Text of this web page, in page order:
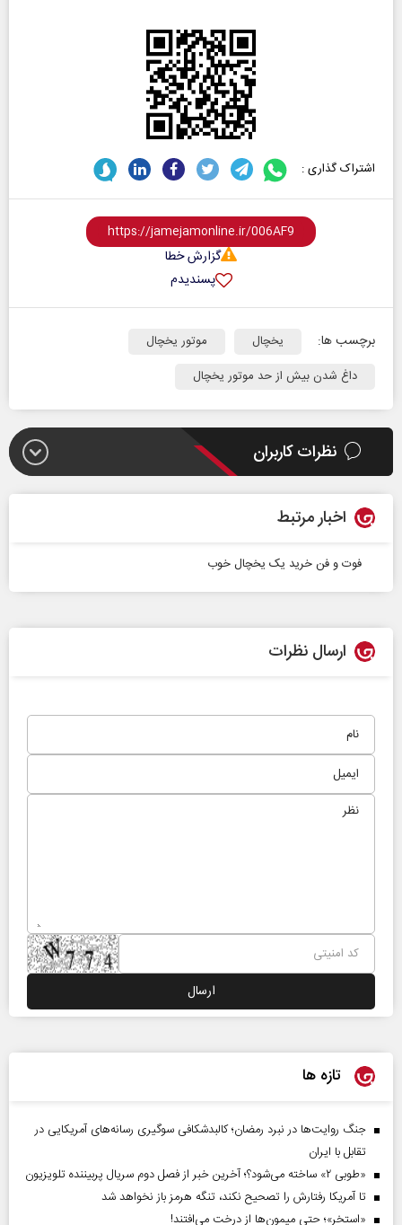
اشتراک گذاری :
گزارش خطا
پسندیدم
برچسب ها: یخچال
موتور یخچال
داغ شدن بیش از حد موتور یخچال
نظرات کاربران
اخبار مرتبط
فوت و فن خرید یک یخچال خوب
ارسال نظرات
تازه ها
جنگ روایت‌ها در نبرد رمضان؛ کالبدشکافی سوگیری رسانه‌های آمریکایی در
تقابل با ایران
«طوبی ۲» ساخته می‌شود؟؛ آخرین خبر از فصل دوم سریال پربیننده تلویزیون
تا آمریکا رفتارش را تصحیح نکند، تنگه هرمز باز نخواهد شد
«استخر»‌‌؛ حتی میمون‌ها از درخت می‌افتند!